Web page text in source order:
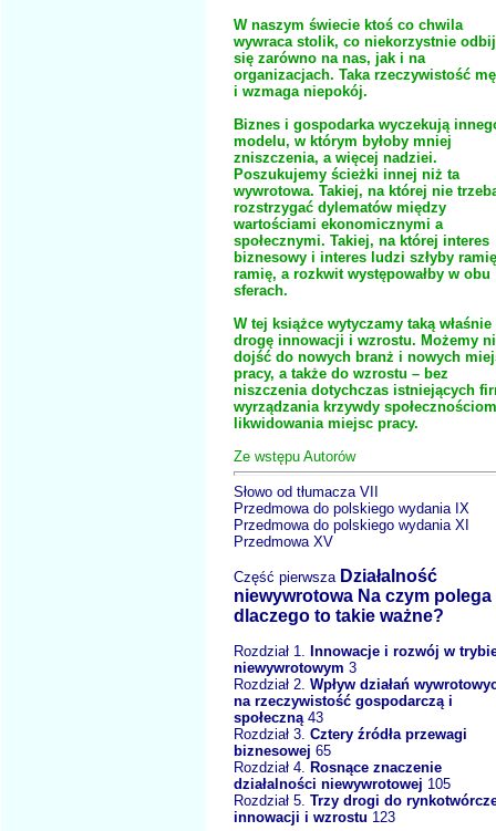
W naszym świecie ktoś co chwila
wywraca stolik, co niekorzystnie
się zarówno na nas, jak i na
organizacjach. Taka rzeczywistość
i wzmaga niepokój.
Biznes i gospodarka wyczekują
modelu, w którym byłoby mniej
zniszczenia, a więcej nadziei.
Poszukujemy ścieżki innej niż ta
wywrotowa. Takiej, na której nie
rozstrzygać dylematów między
wartościami ekonomicznymi a
społecznymi. Takiej, na której interes
biznesowy i interes ludzi szłyby
ramię, a rozkwit występowałby w obu
sferach.
W tej książce wytyczamy taką właśnie
drogę innowacji i wzrostu. Możemy
dojść do nowych branż i nowych
pracy, a także do wzrostu – bez
niszczenia dotychczas istniejących
wyrządzania krzywdy
likwidowania miejsc pracy.
Ze wstępu Autorów
Słowo od tłumacza VII
Przedmowa do polskiego wydania IX
Przedmowa do polskiego wydania XI
Przedmowa XV
Część pierwsza Działalność
niewywrotowa Na czym polega
dlaczego to takie ważne?
Rozdział 1.
Innowacje i rozwój w
niewywrotowym 3
Rozdział 2. Wpływ działań
na rzeczywistość gospodarczą i
społeczną 43
Rozdział 3. Cztery źródła przewagi
biznesowej 65
Rozdział 4.
Rosnące znaczenie
działalności niewywrotowej 105
Rozdział 5. Trzy drogi do
innowacji i wzrostu 123